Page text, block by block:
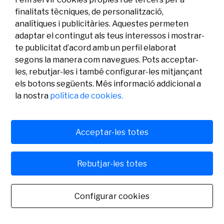
26/06/2019 Investigació
El Prof. David Pérez García guanya el III
Premi Fundació Banc Sabadell a les
Carracedo Pérez, el XIV Premi a la
finalitats tècniques, de personalització,
analítiques i publicitàries. Aquestes permeten
adaptar el contingut als teus interessos i mostrar-
te publicitat d’acord amb un perfil elaborat
segons la manera com navegues. Pots acceptar-
les, rebutjar-les i també configurar-les mitjançant
els botons següents. Més informació addicional a
la nostra política de cookies.
Configurar cookies
Rebutjar-les totes
Acceptar-les totes